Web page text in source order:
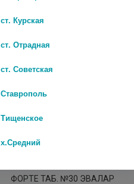
ФОРТЕ ТАБ. №30 ЭВАЛАР
ст. Курская
ст. Отрадная
ст. Советская
Ставрополь
Тищенское
х.Средний